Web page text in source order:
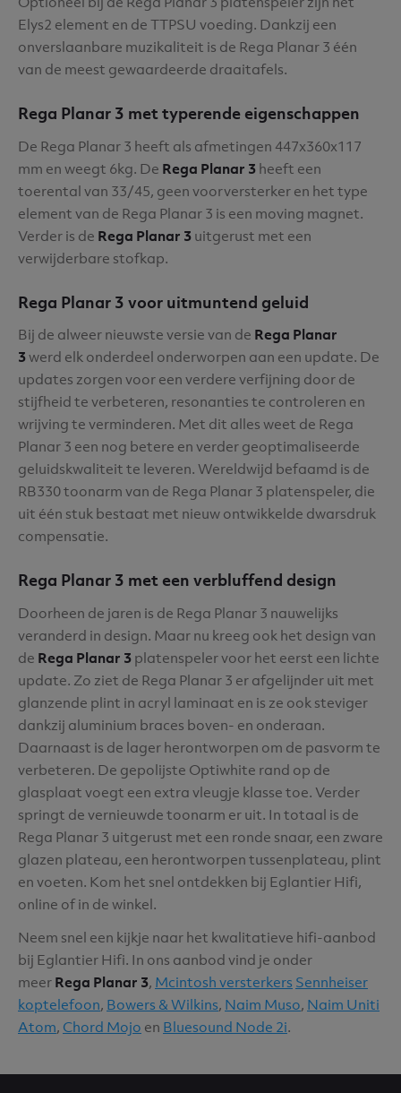
Elys2 element en de TTPSU voeding. Dankzij een
onverslaanbare muzikaliteit is de Rega Planar 3 één
van de meest gewaardeerde draaitafels.
Rega Planar 3 met typerende eigenschappen
De Rega Planar 3 heeft als afmetingen 447x360x117
mm en weegt 6kg. De Rega Planar 3 heeft een
toerental van 33/45, geen voorversterker en het type
element van de Rega Planar 3 is een moving magnet.
Verder is de Rega Planar 3 uitgerust met een
verwijderbare stofkap.
Rega Planar 3 voor uitmuntend geluid
Bij de alweer nieuwste versie van de Rega Planar
3werd elk onderdeel onderworpen aan een update. De
updates zorgen voor een verdere verfijning door de
stijfheid te verbeteren, resonanties te controleren en
wrijving te verminderen. Met dit alles weet de Rega
Planar 3 een nog betere en verder geoptimaliseerde
geluidskwaliteit te leveren. Wereldwijd befaamd is de
RB330 toonarm van de Rega Planar 3 platenspeler, die
uit één stuk bestaat met nieuw ontwikkelde dwarsdruk
compensatie.
Rega Planar 3 met een verbluffend design
Doorheen de jaren is de Rega Planar 3 nauwelijks
veranderd in design. Maar nu kreeg ook het design van
de Rega Planar 3 platenspeler voor het eerst een lichte
update. Zo ziet de Rega Planar 3 er afgelijnder uit met
glanzende plint in acryl laminaat en is ze ook steviger
dankzij aluminium braces boven- en onderaan.
Daarnaast is de lager herontworpen om de pasvorm te
verbeteren. De gepolijste Optiwhite rand op de
glasplaat voegt een extra vleugje klasse toe. Verder
springt de vernieuwde toonarm er uit. In totaal is de
Rega Planar 3 uitgerust met een ronde snaar, een zware
glazen plateau, een herontworpen tussenplateau, plint
en voeten. Kom het snel ontdekken bij Eglantier Hifi,
online of in de winkel.
Neem snel een kijkje naar het kwalitatieve hifi-aanbod
bij Eglantier Hifi. In ons aanbod vind je onder
meer Rega Planar 3, Mcintosh versterkers Sennheiser
koptelefoon, Bowers & Wilkins, Naim Muso, Naim Uniti
Atom, Chord Mojo en Bluesound Node 2i.